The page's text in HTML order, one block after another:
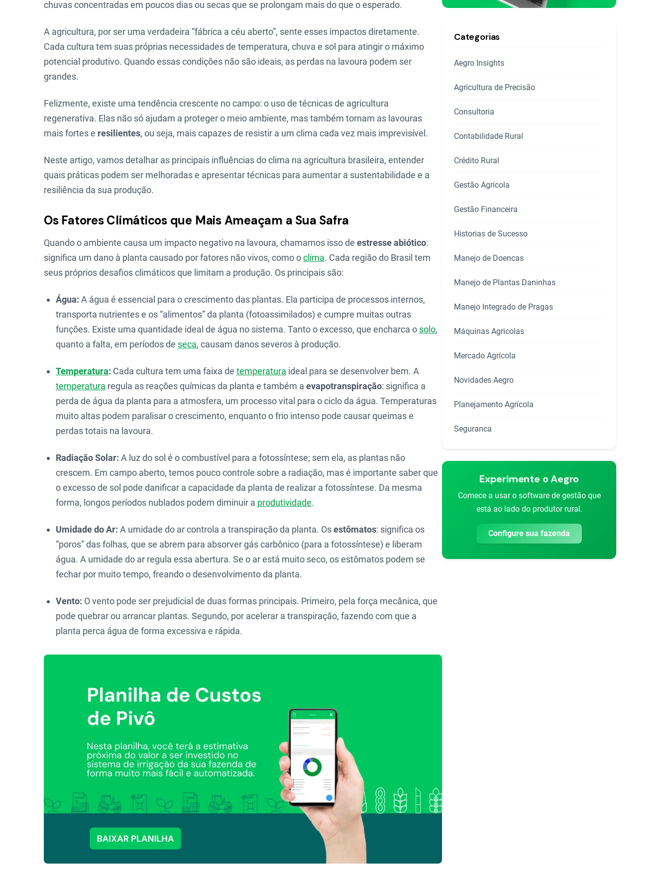
chuvas concentradas em poucos dias ou secas que se prolongam mais do que o esperado.
A agricultura, por ser uma verdadeira “fábrica a céu aberto”, sente esses impactos diretamente.
Cada cultura tem suas próprias necessidades de temperatura, chuva e sol para atingir o máximo
potencial produtivo. Quando essas condições não são ideais, as perdas na lavoura podem ser
grandes.
Felizmente, existe uma tendência crescente no campo: o uso de técnicas de agricultura
regenerativa. Elas não só ajudam a proteger o meio ambiente, mas também tornam as lavouras
mais fortes e resilientes, ou seja, mais capazes de resistir a um clima cada vez mais imprevisível.
Neste artigo, vamos detalhar as principais influências do clima na agricultura brasileira, entender
quais práticas podem ser melhoradas e apresentar técnicas para aumentar a sustentabilidade e a
resiliência da sua produção.
Os Fatores Climáticos que Mais Ameaçam a Sua Safra
Quando o ambiente causa um impacto negativo na lavoura, chamamos isso de estresse abiótico:
significa um dano à planta causado por fatores não vivos, como oclima. Cada região do Brasil tem
seus próprios desafios climáticos que limitam a produção. Os principais são:
Água: A água é essencial para o crescimento das plantas. Ela participa de processos internos,
transporta nutrientes e os “alimentos” da planta (fotoassimilados) e cumpre muitas outras
funções. Existe uma quantidade ideal de água no sistema. Tanto o excesso, que encharca o solo,
quanto a falta, em períodos de seca, causam danos severos à produção.
Temperatura: Cada cultura tem uma faixa de temperatura ideal para se desenvolver bem. A
temperatura regula as reações químicas da planta e também a evapotranspiração: significa a
perda de água da planta para a atmosfera, um processo vital para o ciclo da água. Temperaturas
muito altas podem paralisar o crescimento, enquanto o frio intenso pode causar queimas e
perdas totais na lavoura.
Radiação Solar: A luz do sol é o combustível para a fotossíntese; sem ela, as plantas não
crescem. Em campo aberto, temos pouco controle sobre a radiação, mas é importante saber que
o excesso de sol pode danificar a capacidade da planta de realizar a fotossíntese. Da mesma
forma, longos períodos nublados podem diminuir a produtividade.
Umidade do Ar: A umidade do ar controla a transpiração da planta. Osestômatos: significa os
“poros” das folhas, que se abrem para absorver gás carbônico (para a fotossíntese) e liberam
água. A umidade do ar regula essa abertura. Se o ar está muito seco, os estômatos podem se
fechar por muito tempo, freando o desenvolvimento da planta.
Vento: O vento pode ser prejudicial de duas formas principais. Primeiro, pela força mecânica, que
pode quebrar ou arrancar plantas. Segundo, por acelerar a transpiração, fazendo com que a
planta perca água de forma excessiva e rápida.
Categorias
Aegro Insights
Agricultura de Precisão
Consultoria
Contabilidade Rural
Crédito Rural
Gestão Agrícola
Gestão Financeira
Historias de Sucesso
Manejo de Doencas
Manejo de Plantas Daninhas
Manejo Integrado de Pragas
Máquinas Agricolas
Mercado Agrícola
Novidades Aegro
Planejamento Agrícola
Seguranca
Experimente o Aegro
Comece a usar o software de gestão que
está ao lado do produtor rural.
Configure sua fazenda